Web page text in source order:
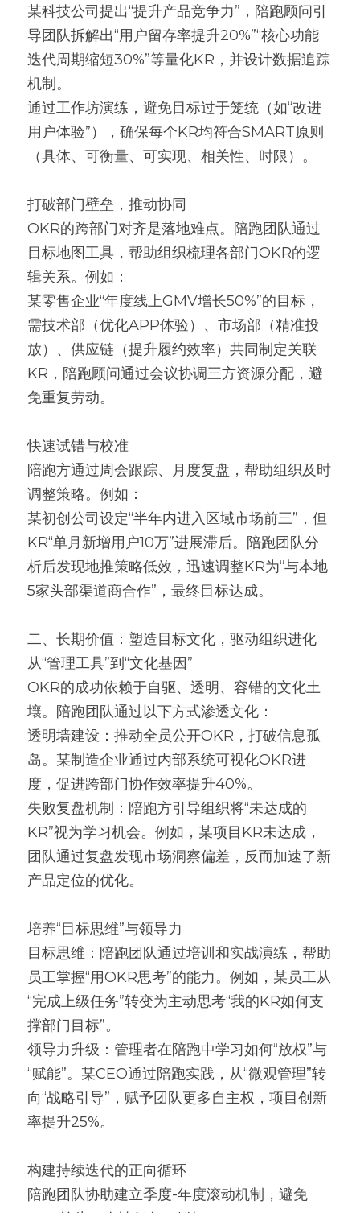
某科技公司提出“提升产品竞争力”，陪跑顾问引
导团队拆解出“用户留存率提升20%”“核心功能
迭代周期缩短30%”等量化KR，并设计数据追踪
机制。
通过工作坊演练，避免目标过于笼统（如“改进
用户体验”），确保每个KR均符合SMART原则
（具体、可衡量、可实现、相关性、时限）。
打破部门壁垒，推动协同
OKR的跨部门对齐是落地难点。陪跑团队通过
目标地图工具，帮助组织梳理各部门OKR的逻
辑关系。例如：
某零售企业“年度线上GMV增长50%”的目标，
需技术部（优化APP体验）、市场部（精准投
放）、供应链（提升履约效率）共同制定关联
KR，陪跑顾问通过会议协调三方资源分配，避
免重复劳动。
快速试错与校准
陪跑方通过周会跟踪、月度复盘，帮助组织及时
调整策略。例如：
某初创公司设定“半年内进入区域市场前三”，但
KR“单月新增用户10万”进展滞后。陪跑团队分
析后发现地推策略低效，迅速调整KR为“与本地
5家头部渠道商合作”，最终目标达成。
二、长期价值：塑造目标文化，驱动组织进化
从“管理工具”到“文化基因”
OKR的成功依赖于自驱、透明、容错的文化土
壤。陪跑团队通过以下方式渗透文化：
透明墙建设：推动全员公开OKR，打破信息孤
岛。某制造企业通过内部系统可视化OKR进
度，促进跨部门协作效率提升40%。
失败复盘机制：陪跑方引导组织将“未达成的
KR”视为学习机会。例如，某项目KR未达成，
团队通过复盘发现市场洞察偏差，反而加速了新
产品定位的优化。
培养“目标思维”与领导力
目标思维：陪跑团队通过培训和实战演练，帮助
员工掌握“用OKR思考”的能力。例如，某员工从
“完成上级任务”转变为主动思考“我的KR如何支
撑部门目标”。
领导力升级：管理者在陪跑中学习如何“放权”与
“赋能”。某CEO通过陪跑实践，从“微观管理”转
向“战略引导”，赋予团队更多自主权，项目创新
率提升25%。
构建持续迭代的正向循环
陪跑团队协助建立季度-年度滚动机制，避免